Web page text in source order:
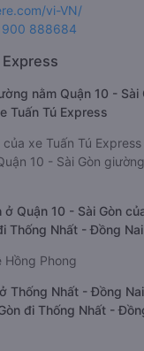
vi-VN/
888684
nằm Quận 10 - Sài
Tuấn Tú Express
xe Tuấn Tú
10 - Sài Gòn
Quận 10 - Sài Gòn
Thống Nhất - Đồng
Hồng Phong
Thống Nhất - Đồng
đi Thống Nhất -